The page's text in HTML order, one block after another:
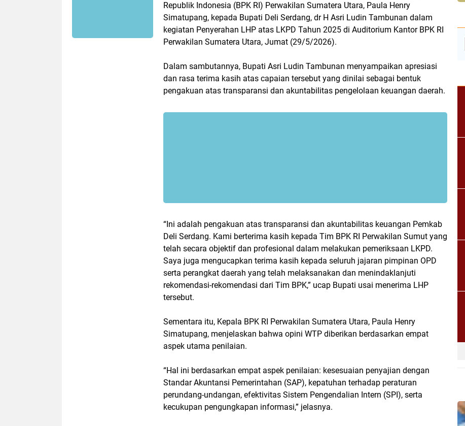
Republik Indonesia (BPK RI) Perwakilan Sumatera Utara, Paula Henry
Simatupang, kepada Bupati Deli Serdang, dr H Asri Ludin Tambunan dalam
kegiatan Penyerahan LHP atas LKPD Tahun 2025 di Auditorium Kantor BPK RI
Perwakilan Sumatera Utara, Jumat (29/5/2026).
Dalam sambutannya, Bupati Asri Ludin Tambunan menyampaikan apresiasi
dan rasa terima kasih atas capaian tersebut yang dinilai sebagai bentuk
pengakuan atas transparansi dan akuntabilitas pengelolaan keuangan daerah.
“Ini adalah pengakuan atas transparansi dan akuntabilitas keuangan Pemkab
Deli Serdang. Kami berterima kasih kepada Tim BPK RI Perwakilan Sumut yang
telah secara objektif dan profesional dalam melakukan pemeriksaan LKPD.
Saya juga mengucapkan terima kasih kepada seluruh jajaran pimpinan OPD
serta perangkat daerah yang telah melaksanakan dan menindaklanjuti
rekomendasi-rekomendasi dari Tim BPK,” ucap Bupati usai menerima LHP
tersebut.
Sementara itu, Kepala BPK RI Perwakilan Sumatera Utara, Paula Henry
Simatupang, menjelaskan bahwa opini WTP diberikan berdasarkan empat
aspek utama penilaian.
“Hal ini berdasarkan empat aspek penilaian: kesesuaian penyajian dengan
Standar Akuntansi Pemerintahan (SAP), kepatuhan terhadap peraturan
perundang-undangan, efektivitas Sistem Pengendalian Intern (SPI), serta
kecukupan pengungkapan informasi,” jelasnya.